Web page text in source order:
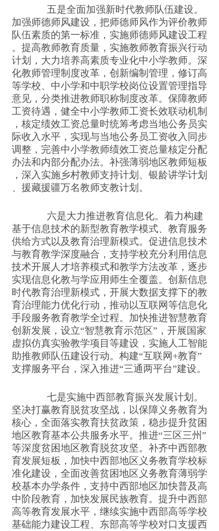
五是全面加强新时代教师队伍建设。
加强师德师风建设，把师德师风作为评价教师
队伍素质的第一标准，实施师德师风建设工程
。提高教师教育质量，实施教师教育振兴行动
计划，大力培养高素质专业化中小学教师。深
化教师管理制度改革，创新编制管理，修订高
等学校、中小学和中职学校岗位设置管理指导
意见，分类推进教师职称制度改革。保障教师
工资待遇，健全中小学教师工资长效联动机制
，核定绩效工资总量时统筹考虑当地公务员实
际收入水平，实现与当地公务员工资收入同步
调整，完善中小学教师绩效工资总量核定分配
办法和内部分配办法。补强薄弱地区教师短板
，深入实施乡村教师支持计划、银龄讲学计划
、援藏援疆万名教师支教计划。
六是大力推进教育信息化。着力构建
基于信息技术的新型教育教学模式、教育服务
供给方式以及教育治理新模式。促进信息技术
与教育教学深度融合，支持学校充分利用信息
技术开展人才培养模式和教学方法改革，逐步
实现信息化教与学应用师生全覆盖。创新信息
时代教育治理新模式，开展大数据支撑下的教
育治理能力优化行动，推动以互联网等信息化
手段服务教育教学全过程。加快推进智慧教育
创新发展，设立“智慧教育示范区”，开展国家
虚拟仿真实验教学项目等建设，实施人工智能
助推教师队伍建设行动。构建“互联网+教育”
支撑服务平台，深入推进“三通两平台”建设。
七是实施中西部教育振兴发展计划。
坚决打赢教育脱贫攻坚战，以保障义务教育为
核心，全面落实教育扶贫政策，稳步提升贫困
地区教育基本公共服务水平。推进“三区三州”
等深度贫困地区教育脱贫攻坚。补齐中西部教
育发展短板，加快中西部地区义务教育学校标
准化建设，全面改善贫困地区义务教育薄弱学
校基本办学条件，支持中西部地区加快普及高
中阶段教育，加快发展民族教育。提升中西部
高等教育发展水平，继续实施中西部高等学校
基础能力建设工程、东部高等学校对口支援西